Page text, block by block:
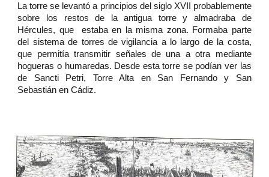
La torre se levantó a principios del siglo XVII probablemente
sobre los restos de la antigua torre y almadraba de
Hércules, que estaba en la misma zona. Formaba parte
del sistema de torres de vigilancia a lo largo de la costa,
que permitía transmitir señales de una a otra mediante
hogueras o humaredas. Desde esta torre se podían ver las
de Sancti Petri, Torre Alta en San Fernando y San
Sebastián en Cádiz.